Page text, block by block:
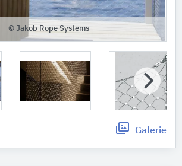
© Jakob Rope Systems
Galerie